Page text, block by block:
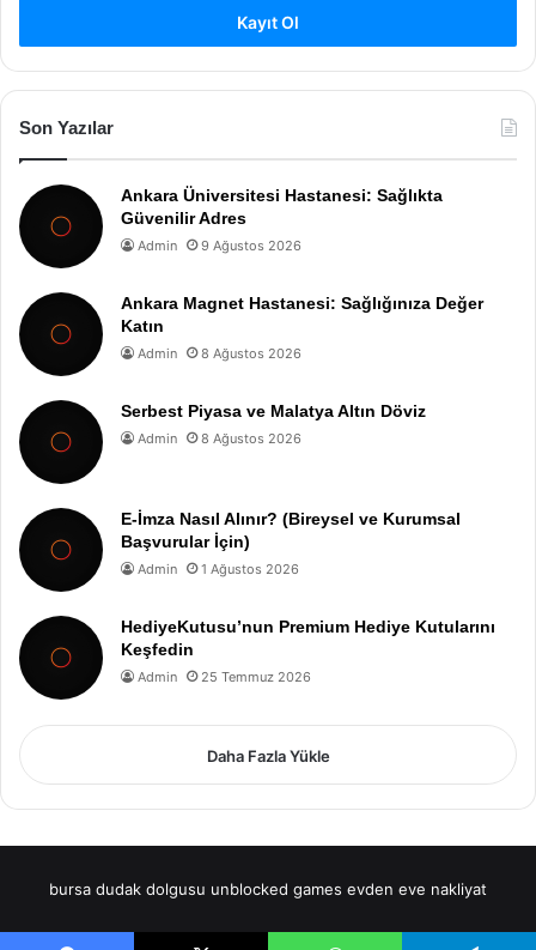
Kayıt Ol
Son Yazılar
Ankara Üniversitesi Hastanesi: Sağlıkta
Güvenilir Adres
Admin 9 Ağustos 2026
Ankara Magnet Hastanesi: Sağlığınıza Değer
Katın
Admin 8 Ağustos 2026
Serbest Piyasa ve Malatya Altın Döviz
Admin 8 Ağustos 2026
E-İmza Nasıl Alınır? (Bireysel ve Kurumsal
Başvurular İçin)
Admin 1 Ağustos 2026
HediyeKutusu’nun Premium Hediye Kutularını
Keşfedin
Admin 25 Temmuz 2026
Daha Fazla Yükle
bursa dudak dolgusu unblocked games evden eve nakliyat